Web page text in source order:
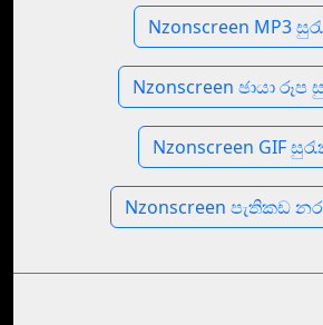
Nzonscreen MP3
Nzonscreen ඡායා රූප
Nzonscreen GIF
Nzonscreen පැතිකඩ